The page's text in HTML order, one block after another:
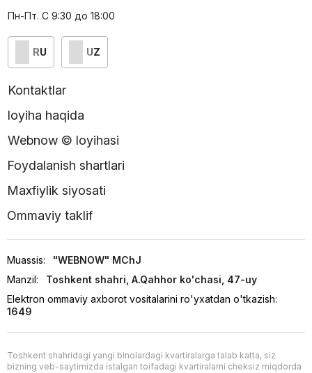
Пн-Пт. С 9:30 до 18:00
RU UZ
Kontaktlar
loyiha haqida
Webnow © loyihasi
Foydalanish shartlari
Maxfiylik siyosati
Ommaviy taklif
Muassis:
"WEBNOW" MChJ
Manzil:
Toshkent shahri, A.Qahhor ko'chasi, 47-uy
Elektron ommaviy axborot vositalarini ro'yxatdan o'tkazish:
1649
Toshkent shahridagi yangi binolardagi kvartiralarga talab katta, siz
bizning veb-saytimizda istalgan toifadagi kvartiralarni cheksiz miqdorda